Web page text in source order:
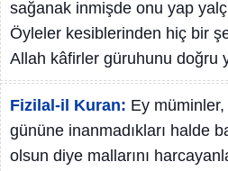
sağanak inmişde onu yap
Öyleler kesiblerinden hiç bir
Allah kâfirler güruhunu doğru
Fizilal-il Kuran: Ey müminler,
gününe inanmadıkları halde
olsun diye mallarını